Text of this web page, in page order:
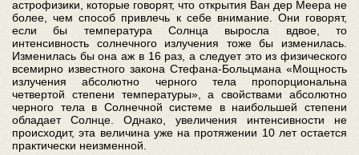
астрофизики, которые говорят, что открытия Ван дер Меера не
более, чем способ привлечь к себе внимание. Они говорят,
если бы температура Солнца выросла вдвое, то
интенсивность солнечного излучения тоже бы изменилась.
Изменилась бы она аж в 16 раз, а следует это из физического
всемирно известного закона Стефана-Больцмана «Мощность
излучения абсолютно черного тела пропорциональна
четвертой степени температуры», а свойствами абсолютно
черного тела в Солнечной системе в наибольшей степени
обладает Солнце. Однако, увеличения интенсивности не
происходит, эта величина уже на протяжении 10 лет остается
практически неизменной.